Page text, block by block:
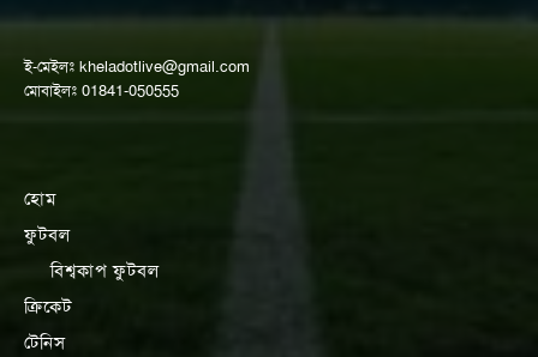
ই-মেইলঃ kheladotlive@gmail.com
মোবাইলঃ 01841-050555
হোম
ফুটবল
বিশ্বকাপ ফুটবল
ক্রিকেট
টেনিস